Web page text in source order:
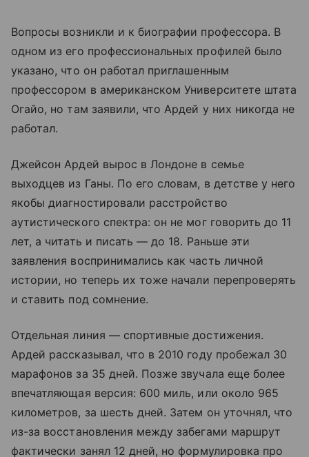
Вопросы возникли и к биографии профессора. В
одном из его профессиональных профилей было
указано, что он работал приглашенным
профессором в американском Университете штата
Огайо, но там заявили, что Ардей у них никогда не
работал.
Джейсон Ардей вырос в Лондоне в семье
выходцев из Ганы. По его словам, в детстве у него
якобы диагностировали расстройство
аутистического спектра: он не мог говорить до 11
лет, а читать и писать — до 18. Раньше эти
заявления воспринимались как часть личной
истории, но теперь их тоже начали перепроверять
и ставить под сомнение.
Отдельная линия — спортивные достижения.
Ардей рассказывал, что в 2010 году пробежал 30
марафонов за 35 дней. Позже звучала еще более
впечатляющая версия: 600 миль, или около 965
километров, за шесть дней. Затем он уточнял, что
из-за восстановления между забегами маршрут
фактически занял 12 дней, но формулировка про